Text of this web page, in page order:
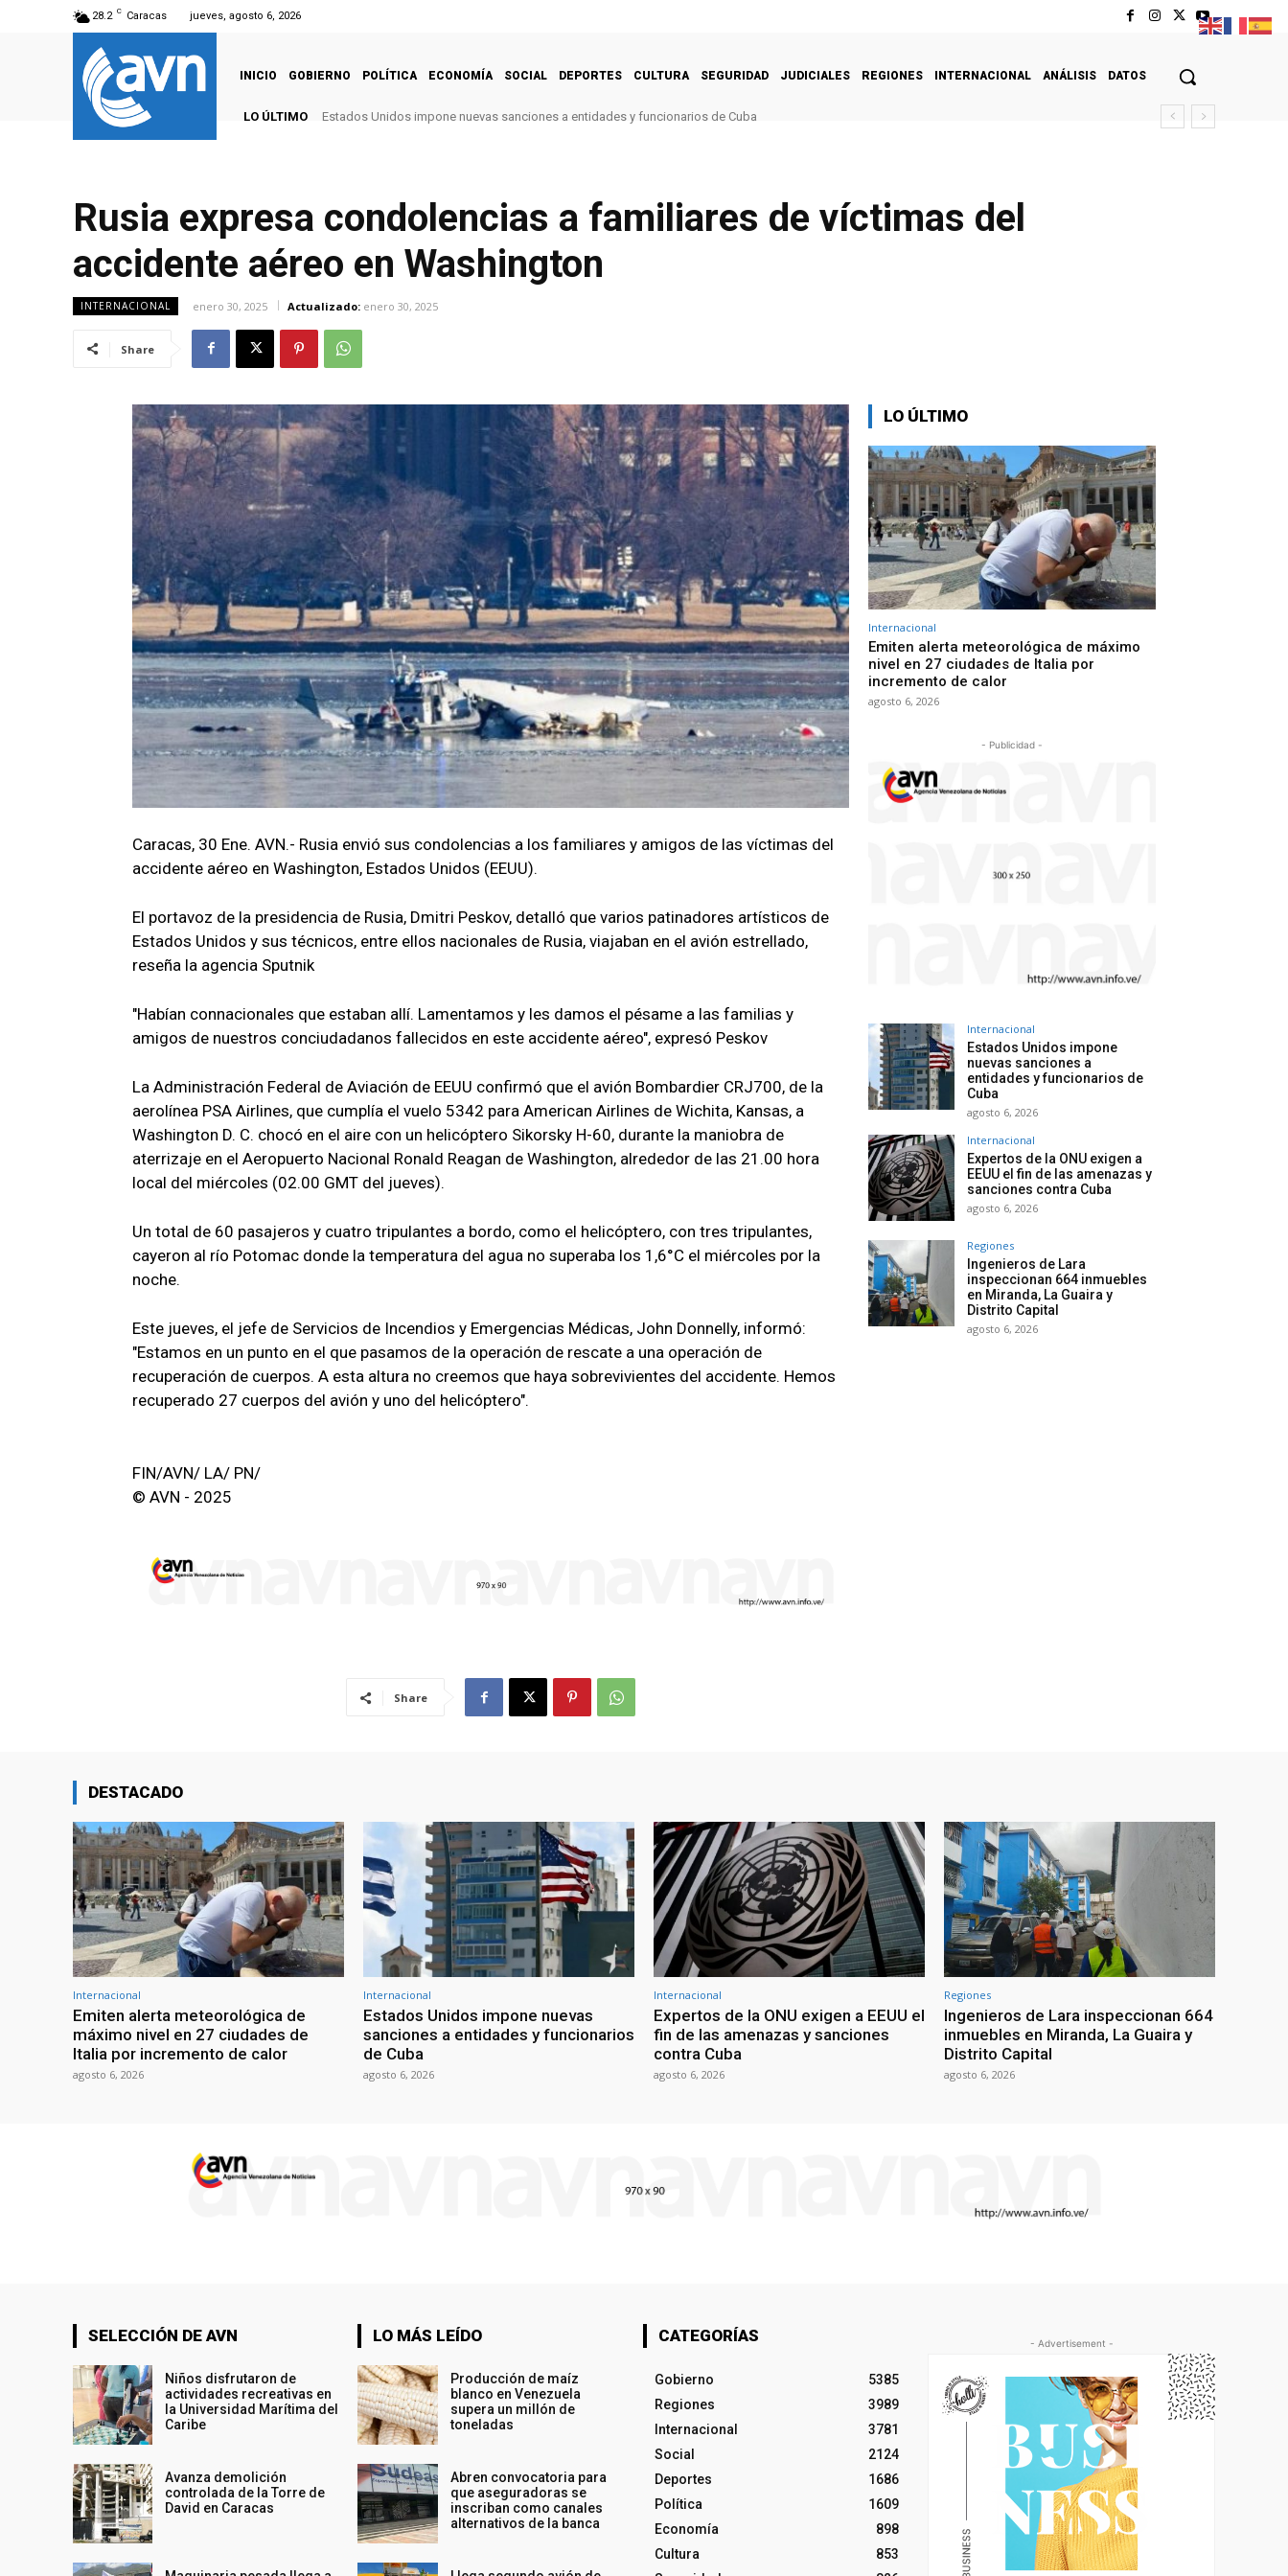
28.2 C Caracas jueves, agosto 6, 2026
INICIO GOBIERNO POLÍTICA ECONOMÍA SOCIAL DEPORTES CULTURA SEGURIDAD JUDICIALES REGIONES INTERNACIONAL ANÁLISIS DATOS
LO ÚLTIMO Estados Unidos impone nuevas sanciones a entidades y funcionarios de Cuba
Rusia expresa condolencias a familiares de víctimas del
accidente aéreo en Washington
INTERNACIONAL enero 30, 2025 Actualizado: enero 30, 2025
Share
Caracas, 30 Ene. AVN.- Rusia envió sus condolencias a los familiares y amigos de las víctimas del
accidente aéreo en Washington, Estados Unidos (EEUU).
El portavoz de la presidencia de Rusia, Dmitri Peskov, detalló que varios patinadores artísticos de
Estados Unidos y sus técnicos, entre ellos nacionales de Rusia, viajaban en el avión estrellado,
reseña la agencia Sputnik
"Habían connacionales que estaban allí. Lamentamos y les damos el pésame a las familias y
amigos de nuestros conciudadanos fallecidos en este accidente aéreo", expresó Peskov
La Administración Federal de Aviación de EEUU confirmó que el avión Bombardier CRJ700, de la
aerolínea PSA Airlines, que cumplía el vuelo 5342 para American Airlines de Wichita, Kansas, a
Washington D. C. chocó en el aire con un helicóptero Sikorsky H-60, durante la maniobra de
aterrizaje en el Aeropuerto Nacional Ronald Reagan de Washington, alrededor de las 21.00 hora
local del miércoles (02.00 GMT del jueves).
Un total de 60 pasajeros y cuatro tripulantes a bordo, como el helicóptero, con tres tripulantes,
cayeron al río Potomac donde la temperatura del agua no superaba los 1,6°C el miércoles por la
noche.
Este jueves, el jefe de Servicios de Incendios y Emergencias Médicas, John Donnelly, informó:
"Estamos en un punto en el que pasamos de la operación de rescate a una operación de
recuperación de cuerpos. A esta altura no creemos que haya sobrevivientes del accidente. Hemos
recuperado 27 cuerpos del avión y uno del helicóptero".
FIN/AVN/ LA/ PN/
© AVN - 2025
Share
LO ÚLTIMO
Internacional
Emiten alerta meteorológica de máximo
nivel en 27 ciudades de Italia por
incremento de calor
agosto 6, 2026
- Publicidad -
Internacional
Estados Unidos impone
nuevas sanciones a
entidades y funcionarios de
Cuba
agosto 6, 2026
Internacional
Expertos de la ONU exigen a
EEUU el fin de las amenazas y
sanciones contra Cuba
agosto 6, 2026
Regiones
Ingenieros de Lara
inspeccionan 664 inmuebles
en Miranda, La Guaira y
Distrito Capital
agosto 6, 2026
DESTACADO
Internacional
Emiten alerta meteorológica de
máximo nivel en 27 ciudades de
Italia por incremento de calor
agosto 6, 2026
Internacional
Estados Unidos impone nuevas
sanciones a entidades y funcionarios
de Cuba
agosto 6, 2026
Internacional
Expertos de la ONU exigen a EEUU el
fin de las amenazas y sanciones
contra Cuba
agosto 6, 2026
Regiones
Ingenieros de Lara inspeccionan 664
inmuebles en Miranda, La Guaira y
Distrito Capital
agosto 6, 2026
SELECCIÓN DE AVN
Niños disfrutaron de
actividades recreativas en
la Universidad Marítima del
Caribe
Avanza demolición
controlada de la Torre de
David en Caracas
LO MÁS LEÍDO
Producción de maíz
blanco en Venezuela
supera un millón de
toneladas
Abren convocatoria para
que aseguradoras se
inscriban como canales
alternativos de la banca
CATEGORÍAS
Gobierno
5385
Regiones
3989
Internacional
3781
Social
2124
Deportes
1686
Política
1609
Economía
898
Cultura
853
- Advertisement -